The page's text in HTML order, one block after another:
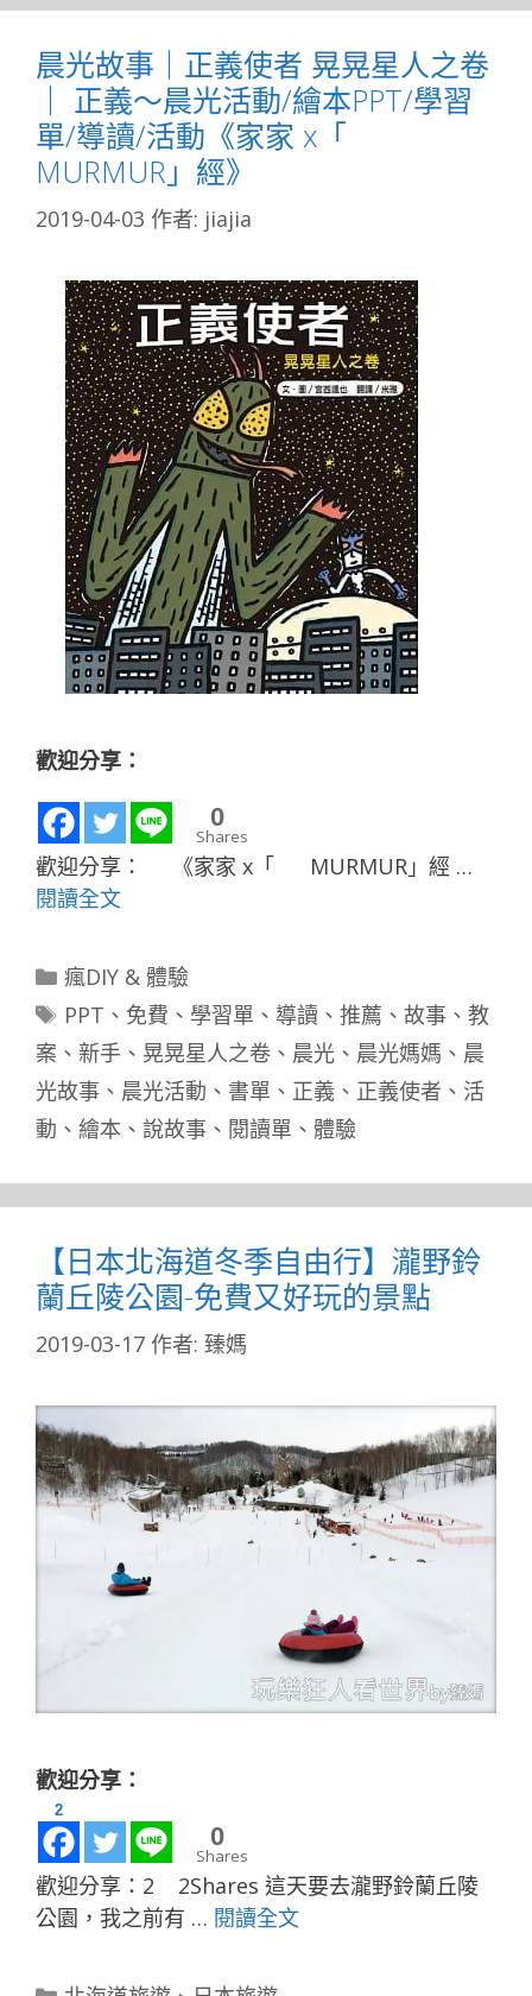
晨光故事｜正義使者 晃晃星人之卷
｜ 正義～晨光活動/繪本PPT/學習
單/導讀/活動《家家 x「
MURMUR」經》
2019-04-03 作者: jiajia
歡迎分享：
0
Shares
歡迎分享： 《家家 x「 MURMUR」經 …
閱讀全文
分
類
瘋DIY & 體驗
標
籤
PPT 、 免費 、 學習單 、 導讀 、 推薦 、 故事、 教
案 、 新手 、 晃晃星人之卷 、 晨光 、 晨光媽媽 、 晨
光故事 、 晨光活動 、 書單 、 正義 、 正義使者 、 活
動 、 繪本 、 說故事 、 閱讀單 、 體驗
【日本北海道冬季自由行】瀧野鈴
蘭丘陵公園-免費又好玩的景點
2019-03-17 作者: 臻媽
歡迎分享：
2
0
Shares
歡迎分享：2 2Shares 這天要去瀧野鈴蘭丘陵
公園，我之前有 … 閱讀全文